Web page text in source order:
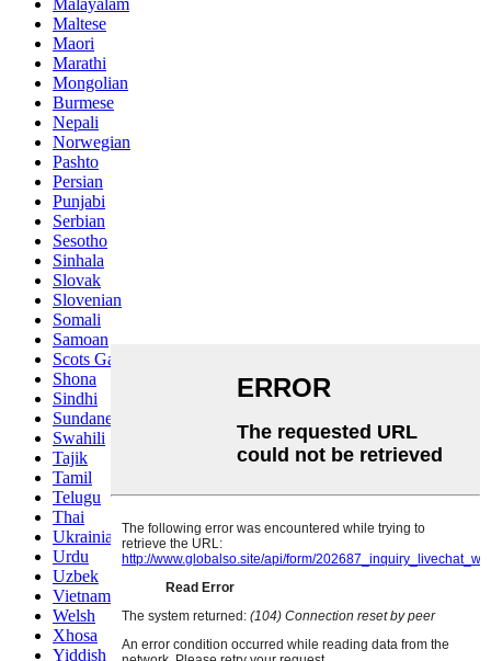
Maltese
Maori
Marathi
Mongolian
Burmese
Nepali
Norwegian
Pashto
Persian
Punjabi
Serbian
Sesotho
Sinhala
Slovak
Slovenian
Somali
Samoan
Scots Gaelic
Shona
Sindhi
Sundanese
Swahili
Tajik
Tamil
Telugu
Thai
Ukrainian
Urdu
Uzbek
Vietnamese
Welsh
Xhosa
Yiddish